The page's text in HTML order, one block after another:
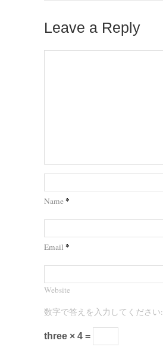
Leave a Reply
Name*
Email *
Website
数字で答えを入力してください:
three × 4 =